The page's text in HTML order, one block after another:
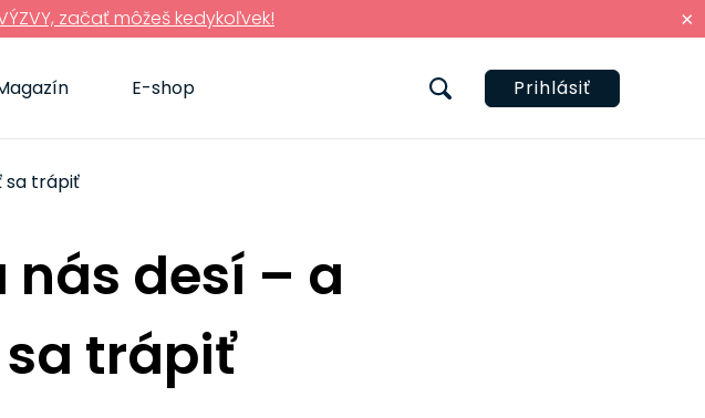
×
začať môžeš kedykoľvek!
Prihlásiť
E-shop
sa trápiť
nás desí – a
trápiť